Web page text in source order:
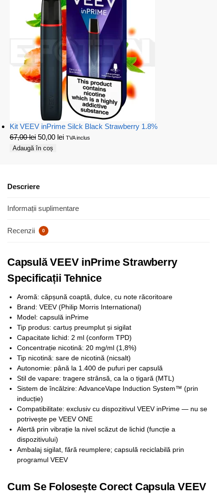
Kit VEEV inPrime Silck Black Strawberry 1.8%
67,00lei 50,00 lei TVA inclus
Adaugă în coș
Descriere
Informații suplimentare
Recenzii 0
Capsulă VEEV inPrime Strawberry
Specificații Tehnice
Aromă: căpșună coaptă, dulce, cu note răcoritoare
Brand: VEEV (Philip Morris International)
Model: capsulă inPrime
Tip produs: cartuș preumplut și sigilat
Capacitate lichid: 2 ml (conform TPD)
Concentrație nicotină: 20 mg/ml (1,8%)
Tip nicotină: sare de nicotină (nicsalt)
Autonomie: până la 1.400 de pufuri per capsulă
Stil de vapare: tragere strânsă, ca la o țigară (MTL)
Sistem de încălzire: AdvanceVape Induction System™ (prin
inducție)
Compatibilitate: exclusiv cu dispozitivul VEEV inPrime — nu se
potrivește pe VEEV ONE
Alertă prin vibrație la nivel scăzut de lichid (funcție a
dispozitivului)
Ambalaj sigilat, fără reumplere; capsulă reciclabilă prin
programul VEEV
Cum Se Folosește Corect Capsula VEEV